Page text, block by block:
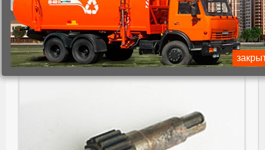
Запасные части к комбинированным дорожным машинам
Вал шестерня КО-829Б.06.02.112